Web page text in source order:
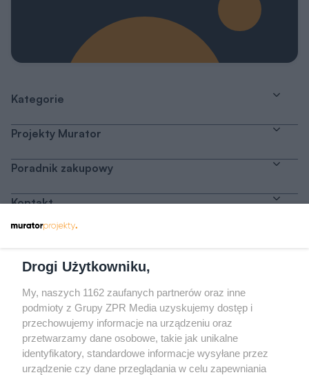
Kategorie
Projekty Murator
Poradnik zakupowy
Kontakt
Odwiedź grupę na Facebooku
Gdybym budował drugi raz - mądry Polak
przed budową
Drogi Użytkowniku,
My, naszych 1162 zaufanych partnerów oraz inne
podmioty z Grupy ZPR Media uzyskujemy dostęp i
przechowujemy informacje na urządzeniu oraz
przetwarzamy dane osobowe, takie jak unikalne
identyfikatory, standardowe informacje wysyłane przez
urządzenie czy dane przeglądania w celu zapewniania